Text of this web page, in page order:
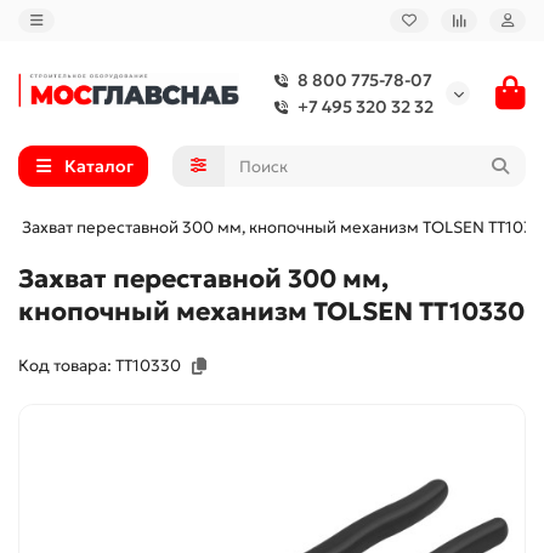
8 800 775-78-07
+7 495 320 32 32
Каталог
Захват переставной 300 мм, кнопочный механизм TOLSEN
Захват переставной 300 мм,
кнопочный механизм TOLSEN TT10330
Код товара: TT10330